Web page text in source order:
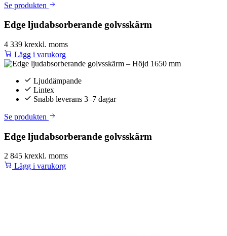
Se produkten
Edge ljudabsorberande golvsskärm
4 339 krexkl. moms
Lägg i varukorg
Ljuddämpande
Lintex
Snabb leverans 3–7 dagar
Se produkten
Edge ljudabsorberande golvsskärm
2 845 krexkl. moms
Lägg i varukorg